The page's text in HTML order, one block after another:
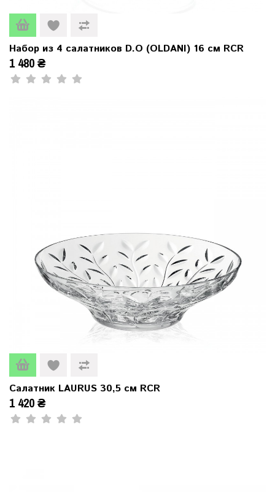
Набор из 4 салатников D.O (OLDANI) 16 см RCR
1 480 ₴
Салатник LAURUS 30,5 см RCR
1 420 ₴